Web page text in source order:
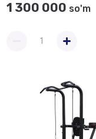
1 300 000 so'm